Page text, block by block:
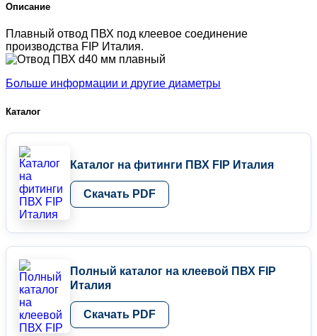
Описание
Плавный отвод ПВХ под клеевое соединение
производства FIP Италия.
Больше информации и другие диаметры
Каталог
Каталог на фитинги ПВХ FIP Италия
Скачать PDF
Полный каталог на клеевой ПВХ FIP
Италия
Скачать PDF